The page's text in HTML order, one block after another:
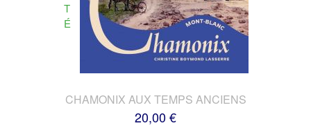
T
É
CHAMONIX AUX TEMPS ANCIENS
20,00 €